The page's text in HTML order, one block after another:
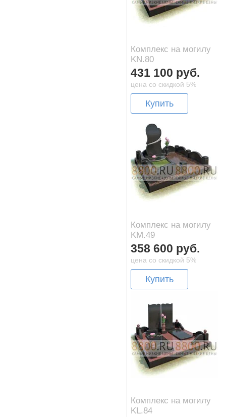
Комплекс на могилу
KN.80
431 100 руб.
цена со скидкой 5%
Купить
Комплекс на могилу
KM.49
358 600 руб.
цена со скидкой 5%
Купить
Комплекс на могилу
KL.84